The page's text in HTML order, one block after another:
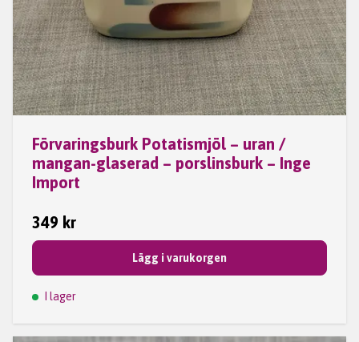
Förvaringsburk Potatismjöl – uran /
mangan-glaserad – porslinsburk – Inge
Import
349 kr
Lägg i varukorgen
I lager